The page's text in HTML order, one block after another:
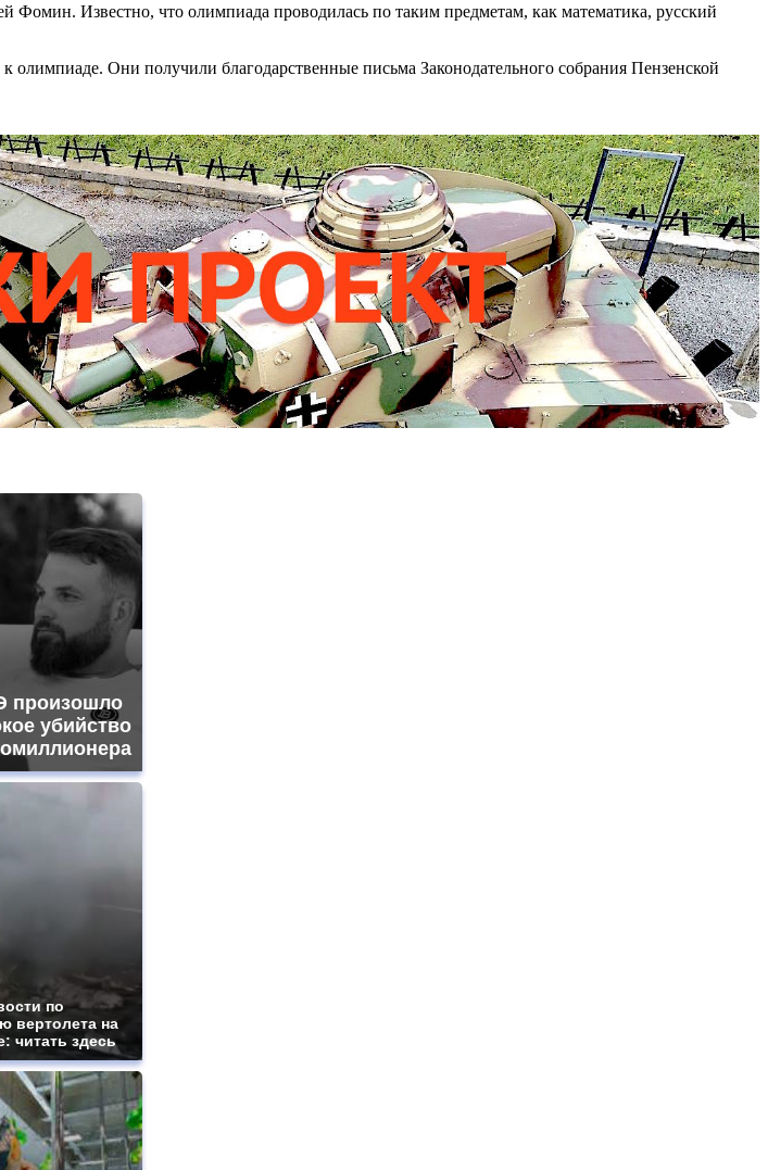
Фомин. Известно, что олимпиада проводилась по таким предметам, как математика, русский
Они получили благодарственные письма Законодательного собрания Пензенской
произошло
убийство
по
вертолета на
читать здесь